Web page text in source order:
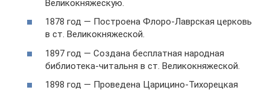
Великокняжескую.
1878 год — Построена Флоро-Лаврская церковь
в ст. Великокняжеской.
1897 год — Создана бесплатная народная
библиотека-читальня в ст. Великокняжеской.
1898 год — Проведена Царицино-Тихорецкая